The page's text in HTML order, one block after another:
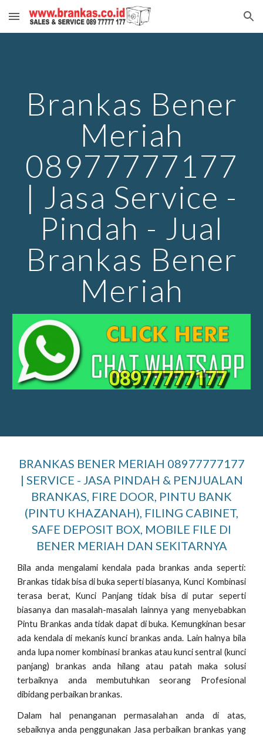
Skip to main content Skip to navigation
Brankas Bener
Meriah
08977777177
| Jasa Service -
Pindah - Jual
Brankas Bener
Meriah
BRANKAS BENER MERIAH 08977777177
| SERVICE - JASA PINDAH & PENJUALAN
BRANKAS, FIRE DOOR, PINTU BANK
(PINTU KHAZANAH), FILING CABINET,
SAFE DEPOSIT BOX, MOBILE FILE DI
BENER MERIAH DAN SEKITARNYA
Bila anda mengalami kendala pada brankas anda seperti:
Brankas tidak bisa di buka seperti biasanya, Kunci Kombinasi
terasa berat, Kunci Panjang tidak bisa di putar seperti
biasanya dan masalah-masalah lainnya yang menyebabkan
Pintu Brankas anda tidak dapat di buka. Kemungkinan besar
ada kendala di mekanis kunci brankas anda. Lain halnya bila
anda lupa nomer kombinasi brankas atau kunci sentral (kunci
panjang) brankas anda hilang atau patah maka solusi
terbaiknya anda membutuhkan seorang Profesional
dibidang perbaikan brankas.
Dalam hal penanganan permasalahan anda di atas,
sebaiknya anda penggunakan Jasa perbaikan brankas yang